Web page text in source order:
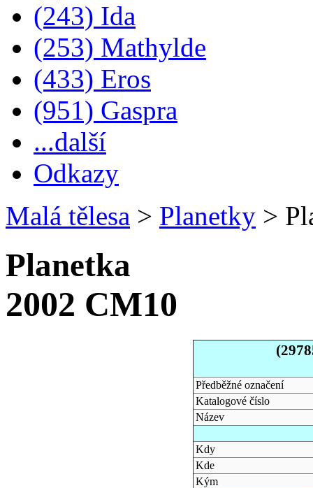
(243) Ida
(253) Mathylde
(433) Eros
(951) Gaspra
...další
Odkazy
Malá tělesa > Planetky >
Planetka
2002 CM10
Předběžné označení
Katalogové číslo
Název
Kdy
Kde
Kým